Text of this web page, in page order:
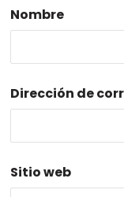
Nombre
Dirección de
Sitio web